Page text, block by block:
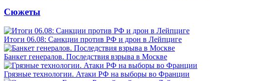
Сюжеты
Итоги 06.08: Санкции против РФ и дрон в Лейпциге
Банкет генералов. Последствия взрыва в Москве
Грязные технологии. Атаки РФ на выборы во Франции